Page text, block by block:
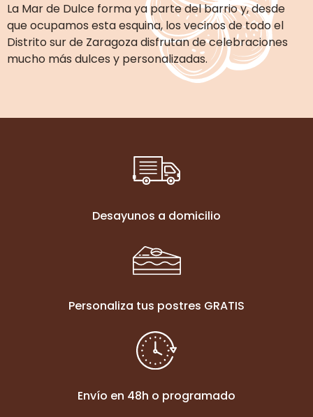
La Mar de Dulce forma ya parte del barrio y, desde
que ocupamos esta esquina, los vecinos de todo el
Distrito sur de Zaragoza disfrutan de celebraciones
mucho más dulces y personalizadas.
Desayunos a domicilio
Personaliza tus postres GRATIS
Envío en 48h o programado